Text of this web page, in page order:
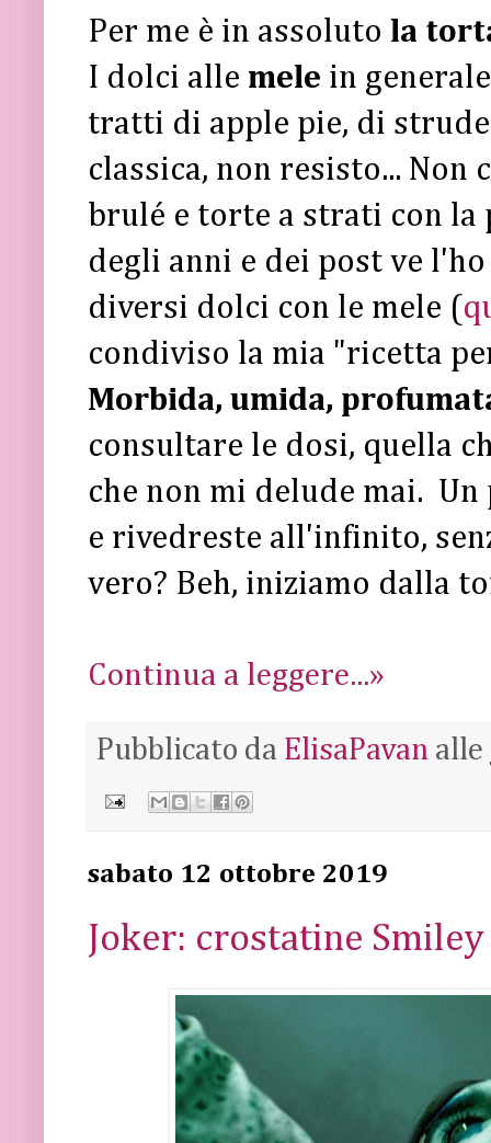
Per me è in assoluto la
I dolci alle mele in
tratti di apple pie, di
classica, non resisto... Non
brulé e torte a strati con la
degli anni e dei post ve
diversi dolci con le mele (
condiviso la mia "ricetta
Morbida, umida,
consultare le dosi, quella
che non mi delude mai.
e rivedreste all'infinito,
vero? Beh, iniziamo dalla
Continua a leggere...»
Pubblicato da ElisaPavan alle
sabato 12 ottobre 2019
Joker: crostatine Smiley